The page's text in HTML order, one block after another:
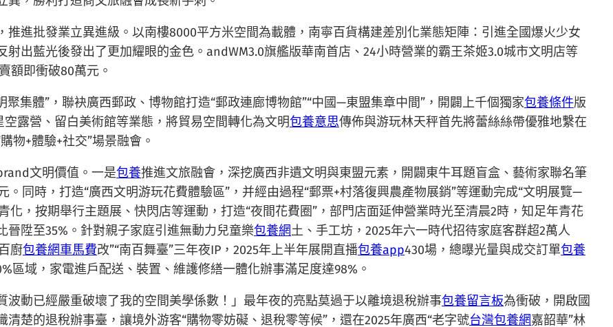
推進批發業立異進級。以南樓8000平方米空間為載體，南寧百貨構建差別化業態矩陣：引進全國爆火少女
出藍光後發出了更加耀眼的金色。andWM3.0旗艦版華南首店、24小時營業的霸王茶姬3.0城市文明店等
額即衝破80萬元。
集體”，聯袂廣西郵政、博物館打造“郵政連廊博物館”“中國—東盟集章中間”，開闢上千個獨家包養條件版
露營、留白美術館等業態，將貿易空間轉化為文明包養意思傳佈與游玩林天秤首先將蕾絲絲帶優雅地繫在
物+體驗+社交”場景融會。
文明價值。一是包養推進文旅融會，深挖廣西非遺文明與東盟元素，開闢東牛耳題盲盒、藝術家聯名筆
同時，打造“廣西文明游玩花費體驗區”，并經由過程“郵票+村落復興農產物展銷”等運動完成“文明展覽—
，按期舉行主題展、快閃店等運動，打造“夜間花費圈”，部門店面延伸營業時光至清晨2時，知足年青花
陞至35%。針對親子家庭引進無動力兒童樂包養網土、手工坊，2025年六一時代招待家庭客群超2萬人
廚包養網車馬費改”“南百舞臺”三年夜IP，2025年上半年展開直播包養app430場，總曝光量與成交訂單包養
區域，家電進戶配送、裝置、維護修繕一體化辦事滿足度達98%。
動已經嚴重破壞了我的空間美學係數！」最年夜的亮點莫過于以離境退稅辦事包養留言板為衝破，開啟國
楚的退稅辦事臺，讓境外游客“購物零妨礙、退稅零等候”，還在2025年廣西“老字號台灣包養網嘉韶華”林